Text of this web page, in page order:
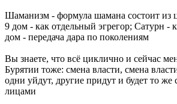
Шаманизм - формула шамана состоит из
9 дом - как отдельный эгрегор; Сатурн -
дом - передача дара по поколениям
Вы знаете, что всё циклично и сейчас
Бурятии тоже: смена власти, смена
одни уйдут, другие придут и будет то
лицами